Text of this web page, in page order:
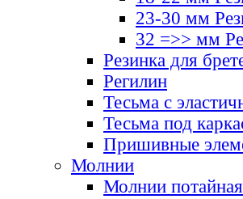
23-30 мм
32 =>> мм
Резинка для
Регилин
Тесьма с
Тесьма под
Пришивные
Молнии
Молнии